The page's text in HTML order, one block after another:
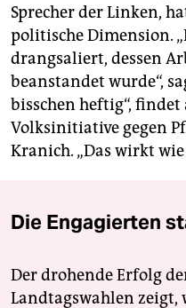
Sprecher der Linken,
politische Dimension.
drangsaliert, dessen
beanstandet wurde“,
bisschen heftig“, findet
Volksinitiative gegen
Kranich. „Das wirkt
Die Engagierten
Der drohende Erfolg
Landtagswahlen zeigt,